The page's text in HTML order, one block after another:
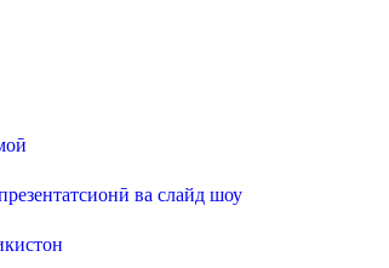
ва слайд шоу